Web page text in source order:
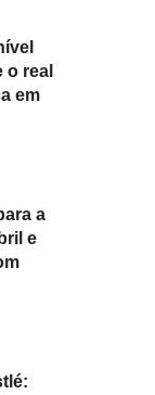
o real
em
a
e